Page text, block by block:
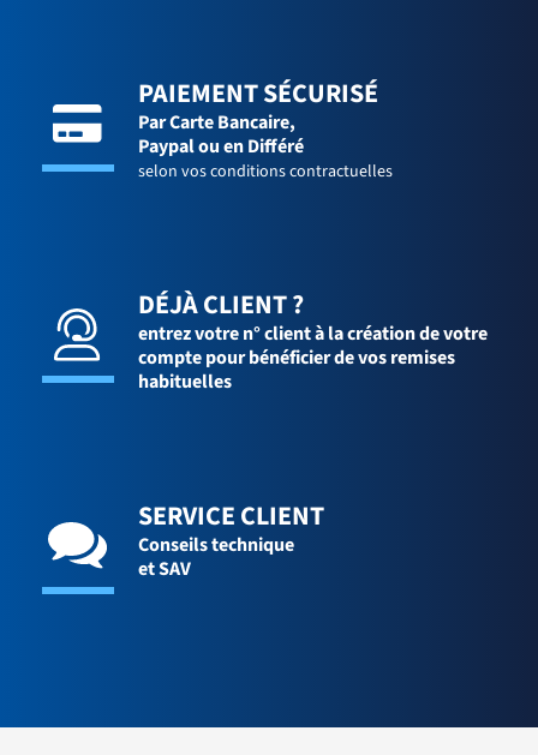
PAIEMENT SÉCURISÉ
Par Carte Bancaire,
Paypal ou en Différé
selon vos conditions contractuelles
DÉJÀ CLIENT ?
entrez votre n° client à la création de votre
compte pour bénéficier de vos remises
habituelles
SERVICE CLIENT
Conseils technique
et SAV